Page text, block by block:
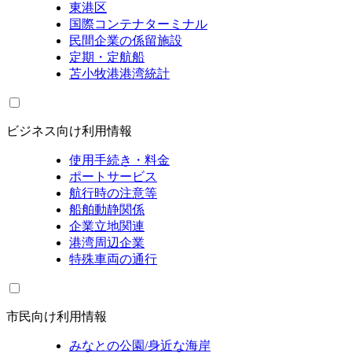
東港区
国際コンテナターミナル
民間企業の係留施設
定期・定航船
苫小牧港港湾統計
ビジネス向け利用情報
使用手続き・料金
ポートサービス
航行時の注意等
船舶動静関係
企業立地関連
港湾周辺企業
特殊車両の通行
市民向け利用情報
みなとの公園/身近な海岸